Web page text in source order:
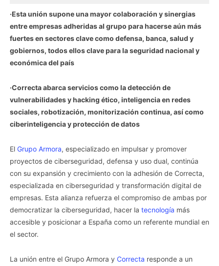
·Esta unión supone una mayor colaboración y sinergias
entre empresas adheridas al grupo para hacerse aún más
fuertes en sectores clave como defensa, banca, salud y
gobiernos, todos ellos clave para la seguridad nacional y
económica del país
·Correcta abarca servicios como la detección de
vulnerabilidades y hacking ético, inteligencia en redes
sociales, robotización, monitorización continua, así como
ciberinteligencia y protección de datos
El Grupo Armora, especializado en impulsar y promover
proyectos de ciberseguridad, defensa y uso dual, continúa
con su expansión y crecimiento con la adhesión de Correcta,
especializada en ciberseguridad y transformación digital de
empresas. Esta alianza refuerza el compromiso de ambas por
democratizar la ciberseguridad, hacer la tecnología más
accesible y posicionar a España como un referente mundial en
el sector.
La unión entre el Grupo Armora y Correcta responde a un